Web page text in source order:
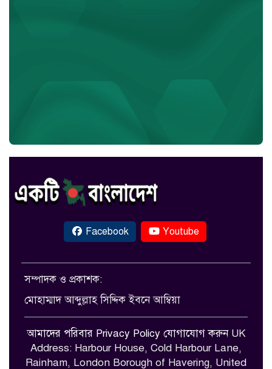
Facebook Youtube
সম্পাদক ও প্রকাশক:
মোহাম্মাদ আব্দুল্লাহ সিদ্দিক ইবনে আম্বিয়া
আমাদের পরিবার Privacy Policy যোগাযোগ করুনUK
Address: Harbour House, Cold Harbour Lane,
Rainham, London Borough of Havering, United